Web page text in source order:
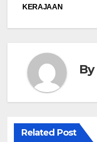
KERAJAAN
By
Related Post